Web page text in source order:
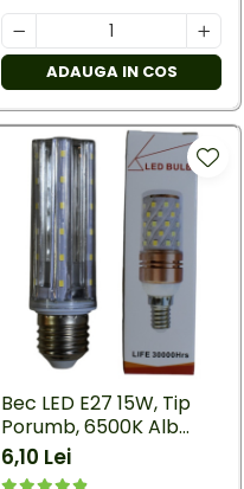
ADAUGA IN COS
Bec LED E27 15W, Tip
Porumb, 6500K Alb
Rece - Iluminat
Economic și Puternic
6,10 Lei